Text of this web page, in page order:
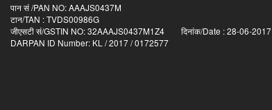
पान सं /PAN NO: AAAJS0437M
टान/TAN : TVDS00986G
जीएसटी सं/GSTIN NO: 32AAAJS0437M1Z4 दिनांक/Date : 28-06-2017
DARPAN ID Number: KL / 2017 / 0172577